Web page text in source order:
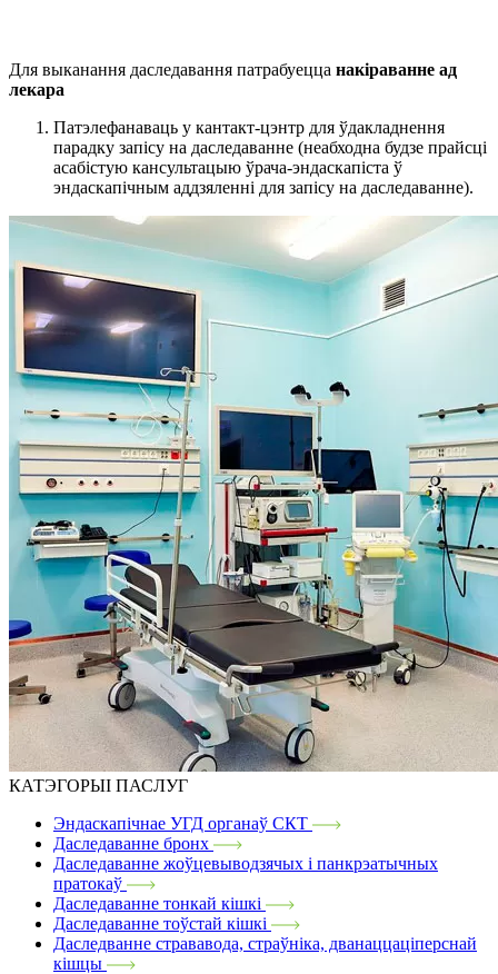
Для выканання даследавання патрабуецца накіраванне ад
лекара
Патэлефанаваць у кантакт-цэнтр для ўдакладнення
парадку запісу на даследаванне (неабходна будзе прайсці
асабістую кансультацыю ўрача-эндаскапіста ў
эндаскапічным аддзяленні для запісу на даследаванне).
КАТЭГОРЫІ ПАСЛУГ
Эндаскапічнае УГД органаў СКТ
Даследаванне бронх
Даследаванне жоўцевыводзячых і панкрэатычных
пратокаў
Даследаванне тонкай кішкі
Даследаванне тоўстай кішкі
Даследванне стрававода, страўніка, дванаццаціперснай
кішцы